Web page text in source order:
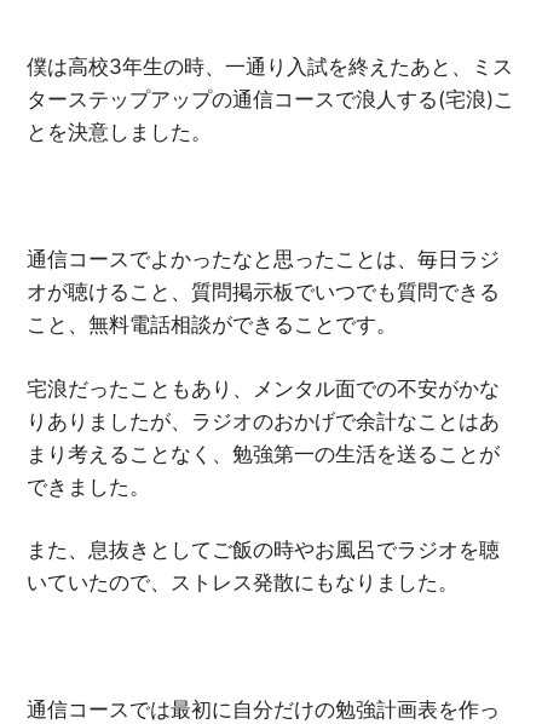
僕は高校3年生の時、一通り入試を終えたあと、ミス
ターステップアップの通信コースで浪人する(宅浪)こ
とを決意しました。
通信コースでよかったなと思ったことは、毎日ラジ
オが聴けること、質問掲示板でいつでも質問できる
こと、無料電話相談ができることです。
宅浪だったこともあり、メンタル面での不安がかな
りありましたが、ラジオのおかげで余計なことはあ
まり考えることなく、勉強第一の生活を送ることが
できました。
また、息抜きとしてご飯の時やお風呂でラジオを聴
いていたので、ストレス発散にもなりました。
通信コースでは最初に自分だけの勉強計画表を作っ